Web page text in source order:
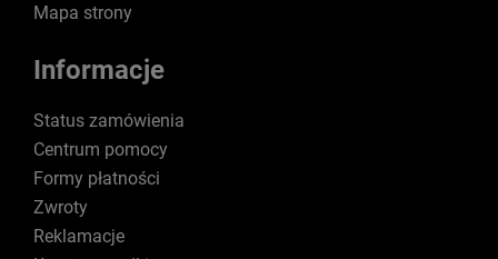
Mapa strony
Informacje
Status zamówienia
Centrum pomocy
Formy płatności
Zwroty
Reklamacje